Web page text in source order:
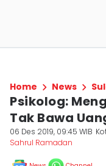
Home News
Psikolog:
Tak Bawa
06 Des 2019, 09:45 WIB
Sahrul Ramadan